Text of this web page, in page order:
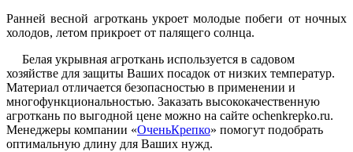
Ранней весной агроткань укроет молодые побеги от ночных
холодов, летом прикроет от палящего солнца.
Белая укрывная агроткань используется в садовом
хозяйстве для защиты Ваших посадок от низких температур.
Материал отличается безопасностью в применении и
многофункциональностью. Заказать высококачественную
агроткань по выгодной цене можно на сайте ochenkrepko.ru.
Менеджеры компании «ОченьКрепко» помогут подобрать
оптимальную длину для Ваших нужд.